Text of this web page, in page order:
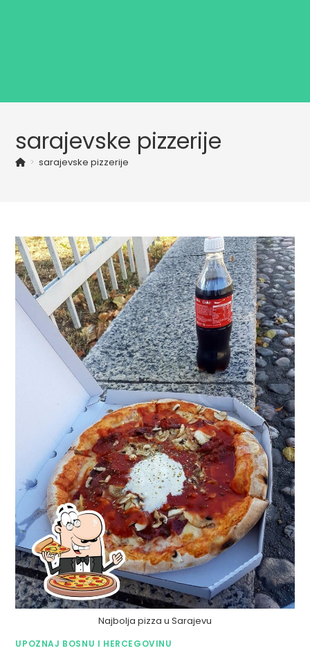
sarajevske pizzerije
> sarajevske pizzerije
Najbolja pizza u Sarajevu
UPOZNAJ BOSNU I HERCEGOVINU